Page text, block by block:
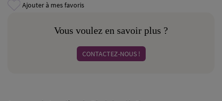
Ajouter à mes favoris
Vous voulez en savoir plus ?
CONTACTEZ-NOUS !